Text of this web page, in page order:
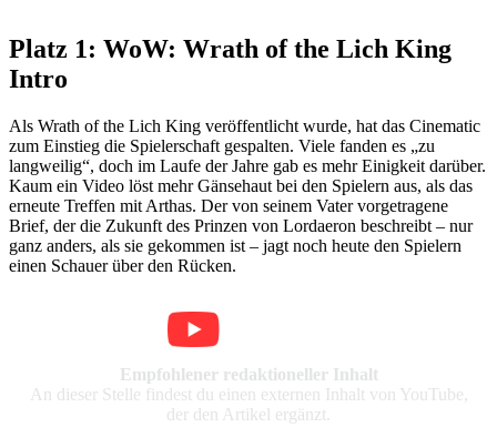
Platz 1: WoW: Wrath of the Lich King
Intro
Als Wrath of the Lich King veröffentlicht wurde, hat das Cinematic
zum Einstieg die Spielerschaft gespalten. Viele fanden es „zu
langweilig“, doch im Laufe der Jahre gab es mehr Einigkeit darüber.
Kaum ein Video löst mehr Gänsehaut bei den Spielern aus, als das
erneute Treffen mit Arthas. Der von seinem Vater vorgetragene
Brief, der die Zukunft des Prinzen von Lordaeron beschreibt – nur
ganz anders, als sie gekommen ist – jagt noch heute den Spielern
einen Schauer über den Rücken.
Empfohlener redaktioneller Inhalt
An dieser Stelle findest du einen externen Inhalt von YouTube,
der den Artikel ergänzt.